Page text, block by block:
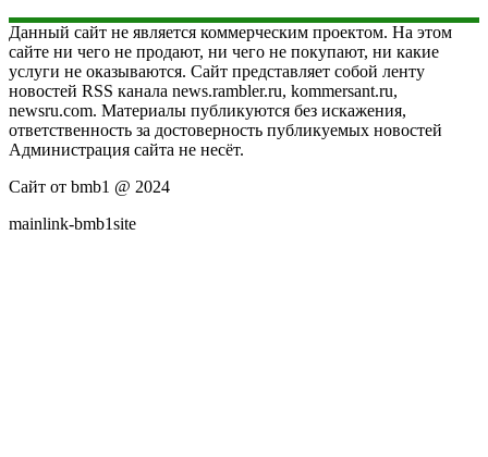
Данный сайт не является коммерческим проектом. На этом
сайте ни чего не продают, ни чего не покупают, ни какие
услуги не оказываются. Сайт представляет собой ленту
новостей RSS канала news.rambler.ru, kommersant.ru,
newsru.com. Материалы публикуются без искажения,
ответственность за достоверность публикуемых новостей
Администрация сайта не несёт.
Сайт от bmb1 @ 2024
mainlink-bmb1site